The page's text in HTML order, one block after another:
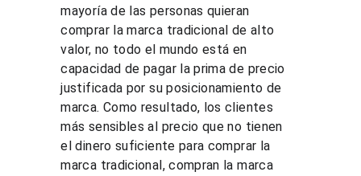
mayoría de las personas quieran
comprar la marca tradicional de alto
valor, no todo el mundo está en
capacidad de pagar la prima de precio
justificada por su posicionamiento de
marca. Como resultado, los clientes
más sensibles al precio que no tienen
el dinero suficiente para comprar la
marca tradicional, compran la marca